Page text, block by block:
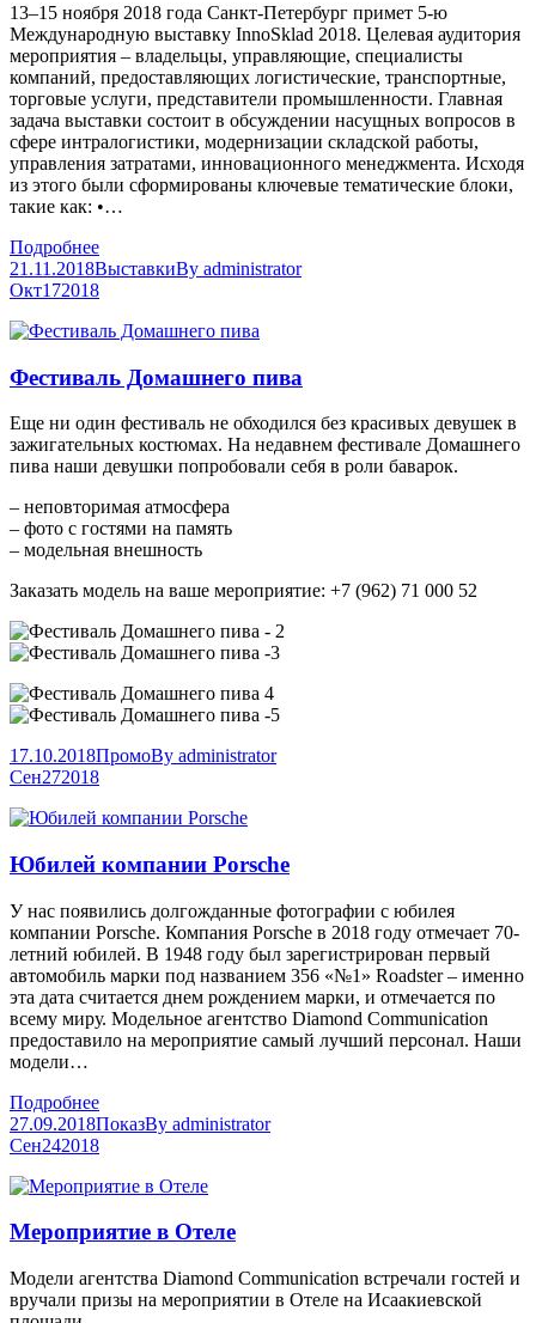
13–15 ноября 2018 года Санкт-Петербург примет 5-ю
Международную выставку InnoSklad 2018. Целевая аудитория
мероприятия – владельцы, управляющие, специалисты
компаний, предоставляющих логистические, транспортные,
торговые услуги, представители промышленности. Главная
задача выставки состоит в обсуждении насущных вопросов в
сфере интралогистики, модернизации складской работы,
управления затратами, инновационного менеджмента. Исходя
из этого были сформированы ключевые тематические блоки,
такие как: •…
Подробнее
21.11.2018ВыставкиBy administrator
Окт172018
Фестиваль Домашнего пива
Еще ни один фестиваль не обходился без красивых девушек в
зажигательных костюмах. На недавнем фестивале Домашнего
пива наши девушки попробовали себя в роли баварок.
– неповторимая атмосфера
– фото с гостями на память
– модельная внешность
Заказать модель на ваше мероприятие: +7 (962) 71 000 52
17.10.2018ПромоBy administrator
Сен272018
Юбилей компании Porsche
У нас появились долгожданные фотографии с юбилея
компании Porsche. Компания Porsche в 2018 году отмечает 70-
летний юбилей. В 1948 году был зарегистрирован первый
автомобиль марки под названием 356 «№1» Roadster – именно
эта дата считается днем рождением марки, и отмечается по
всему миру. Модельное агентство Diamond Communication
предоставило на мероприятие самый лучший персонал. Наши
модели…
Подробнее
27.09.2018ПоказBy administrator
Сен242018
Мероприятие в Отеле
Модели агентства Diamond Communication встречали гостей и
вручали призы на мероприятии в Отеле на Исаакиевской